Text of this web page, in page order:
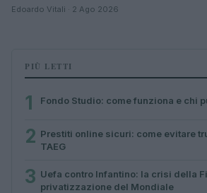
Edoardo Vitali · 2 Ago 2026
PIÙ LETTI
1 Fondo Studio: come funziona e chi
2 Prestiti online sicuri: come evitare
TAEG
3 Uefa contro Infantino: la crisi della
privatizzazione del Mondiale